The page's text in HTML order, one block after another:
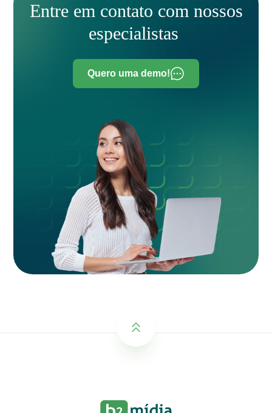
Entre em contato com nossos
especialistas
Quero uma demo!